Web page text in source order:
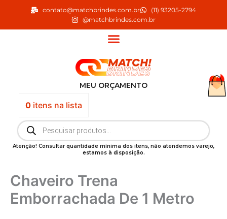
o
contato@matchbrindes.com.br
(11) 93205-2794
@matchbrindes.com.br
MEU ORÇAMENTO
0itens na lista
Pesquisar
produtos
Atenção! Consultar quantidade mínima dos itens, não atendemos varejo,
estamos à disposição.
Chaveiro Trena
Emborrachada De 1 Metro